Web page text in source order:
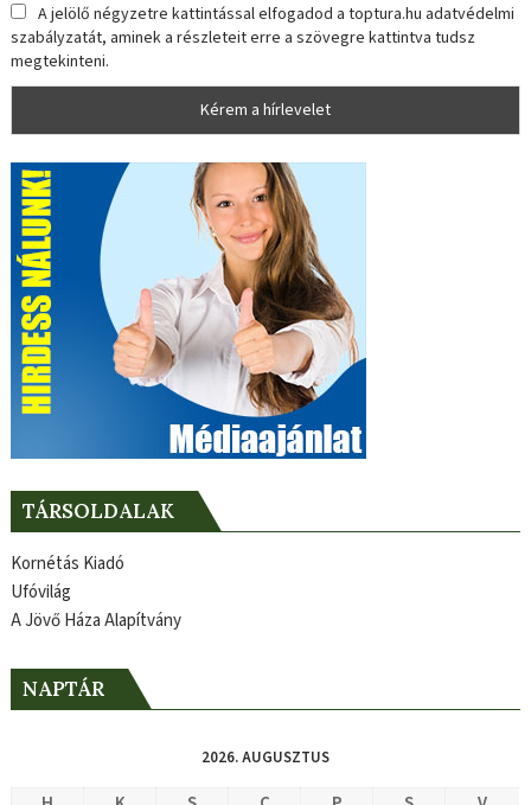
A jelölő négyzetre kattintással elfogadod a toptura.hu adatvédelmi
szabályzatát, aminek a részleteit erre a szövegre kattintva tudsz
megtekinteni.
TÁRSOLDALAK
Kornétás Kiadó
Ufóvilág
A Jövő Háza Alapítvány
NAPTÁR
2026. AUGUSZTUS